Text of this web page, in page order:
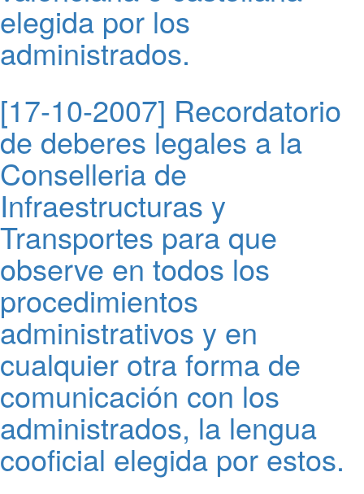
elegida por los
administrados.
[17-10-2007] Recordatorio
de deberes legales a la
Conselleria de
Infraestructuras y
Transportes para que
observe en todos los
procedimientos
administrativos y en
cualquier otra forma de
comunicación con los
administrados, la lengua
cooficial elegida por estos.